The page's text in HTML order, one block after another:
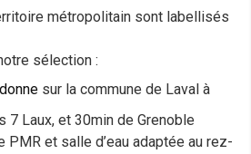
métropolitain sont labellisés
sélection :
sur la commune de Laval à
7 Laux, et 30min de Grenoble
PMR et salle d’eau adaptée au rez-